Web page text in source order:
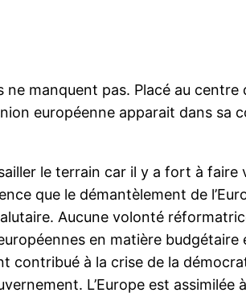
manquent pas. Placé au
européenne apparait dans sa
le terrain car il y a fort à
que le démantèlement de
Aucune volonté
en matière
à la crise de la
L’Europe est assimilée